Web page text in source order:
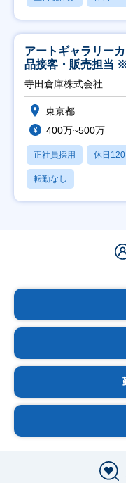
アートギャラリー
品接客・販売担当
寺田倉庫株式会社
東京都
400万~500万
正社員採用 休日
転勤なし